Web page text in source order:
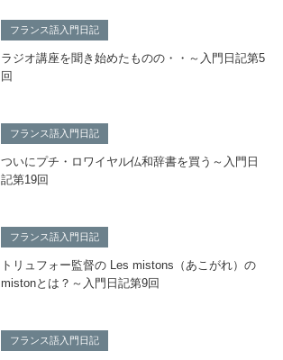
フランス語入門日記
ラジオ講座を聞き始めたものの・・～入門日記第5
回
フランス語入門日記
ついにプチ・ロワイヤル仏和辞書を買う～入門日
記第19回
フランス語入門日記
トリュフォー監督の Les mistons（あこがれ）の
mistonとは？～入門日記第9回
フランス語入門日記